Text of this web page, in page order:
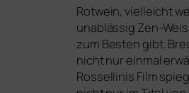
Rotwein, viel­leicht
unab­läs­sig Zen-
zum Besten gibt.
nicht nur ein­mal
Rossellinis Film